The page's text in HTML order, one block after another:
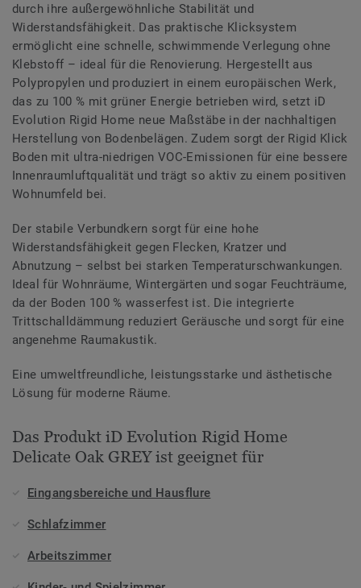
durch ihre außergewöhnliche Stabilität und
Widerstandsfähigkeit. Das praktische Klicksystem
ermöglicht eine schnelle, schwimmende Verlegung ohne
Klebstoff – ideal für die Renovierung. Hergestellt aus
Polypropylen und produziert in einem europäischen Werk,
das zu 100 % mit grüner Energie betrieben wird, setzt iD
Evolution Rigid Home neue Maßstäbe in der nachhaltigen
Herstellung von Bodenbelägen. Zudem sorgt der Rigid Klick
Boden mit ultra-niedrigen VOC-Emissionen für eine bessere
Innenraumluftqualität und trägt so aktiv zu einem positiven
Wohnumfeld bei.
Der stabile Verbundkern sorgt für eine hohe
Widerstandsfähigkeit gegen Flecken, Kratzer und
Abnutzung – selbst bei starken Temperaturschwankungen.
Ideal für Wohnräume, Wintergärten und sogar Feuchträume,
da der Boden 100 % wasserfest ist. Die integrierte
Trittschalldämmung reduziert Geräusche und sorgt für eine
angenehme Raumakustik.
Eine umweltfreundliche, leistungsstarke und ästhetische
Lösung für moderne Räume.
Das Produkt iD Evolution Rigid Home
Delicate Oak GREY ist geeignet für
Eingangsbereiche und Hausflure
Schlafzimmer
Arbeitszimmer